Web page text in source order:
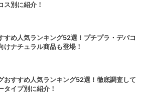
ス別に紹介！
すめ人気ランキング52選！プチプラ・デパコ
けナチュラル商品も登場！
おすすめ人気ランキング52選！徹底調査して
タイプ別に紹介！